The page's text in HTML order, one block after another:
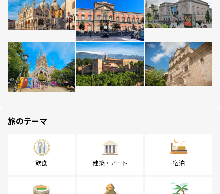
旅のテーマ
飲食 建築・アート 宿泊